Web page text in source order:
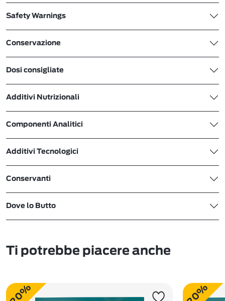
Safety Warnings
Conservazione
Dosi consigliate
Additivi Nutrizionali
Componenti Analitici
Additivi Tecnologici
Conservanti
Dove lo Butto
Ti potrebbe piacere anche